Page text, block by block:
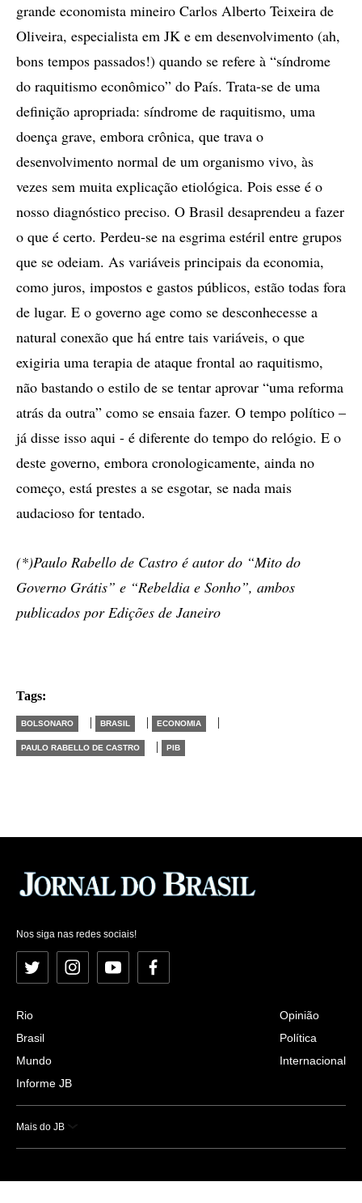
grande economista mineiro Carlos Alberto Teixeira de
Oliveira, especialista em JK e em desenvolvimento (ah,
bons tempos passados!) quando se refere à “síndrome
do raquitismo econômico” do País. Trata-se de uma
definição apropriada: síndrome de raquitismo, uma
doença grave, embora crônica, que trava o
desenvolvimento normal de um organismo vivo, às
vezes sem muita explicação etiológica. Pois esse é o
nosso diagnóstico preciso. O Brasil desaprendeu a fazer
o que é certo. Perdeu-se na esgrima estéril entre grupos
que se odeiam. As variáveis principais da economia,
como juros, impostos e gastos públicos, estão todas fora
de lugar. E o governo age como se desconhecesse a
natural conexão que há entre tais variáveis, o que
exigiria uma terapia de ataque frontal ao raquitismo,
não bastando o estilo de se tentar aprovar “uma reforma
atrás da outra” como se ensaia fazer. O tempo político –
já disse isso aqui - é diferente do tempo do relógio. E o
deste governo, embora cronologicamente, ainda no
começo, está prestes a se esgotar, se nada mais
audacioso for tentado.
(*)Paulo Rabello de Castro é autor do “Mito do
Governo Grátis” e “Rebeldia e Sonho”, ambos
publicados por Edições de Janeiro
Tags:
BOLSONARO | BRASIL | ECONOMIA |
PAULO RABELLO DE CASTRO | PIB
Nos siga nas redes sociais!
Twitter InstagramYouTubeFacebook
Rio
Brasil
Mundo
Informe JB
Opinião
Política
Internacional
Mais do JB
Esportes